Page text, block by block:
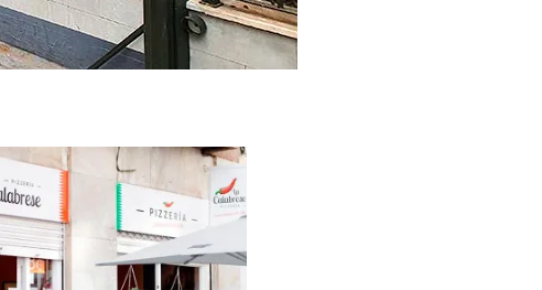
Rotulación
Pizzeria La